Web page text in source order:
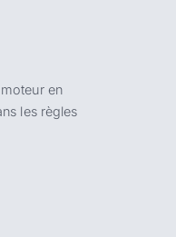
en
les règles